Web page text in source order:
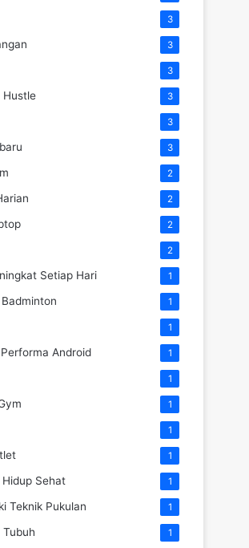
3
3
3
Hustle 3
3
3
2
2
2
2
Setiap Hari 1
1
1
Android 1
1
1
1
1
Hidup Sehat 1
Teknik Pukulan 1
1